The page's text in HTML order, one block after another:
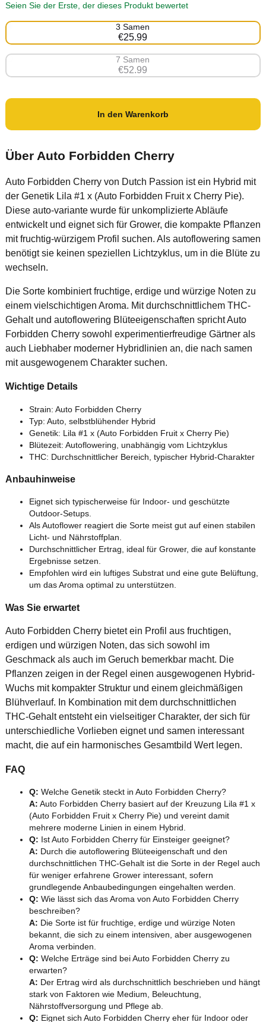
Seien Sie der Erste, der dieses Produkt bewertet
3 Samen
€25.99
7 Samen
€52.99
In den Warenkorb
Über Auto Forbidden Cherry
Auto Forbidden Cherry von Dutch Passion ist ein Hybrid mit
der Genetik Lila #1 x (Auto Forbidden Fruit x Cherry Pie).
Diese auto-variante wurde für unkomplizierte Abläufe
entwickelt und eignet sich für Grower, die kompakte Pflanzen
mit fruchtig-würzigem Profil suchen. Als autoflowering samen
benötigt sie keinen speziellen Lichtzyklus, um in die Blüte zu
wechseln.
Die Sorte kombiniert fruchtige, erdige und würzige Noten zu
einem vielschichtigen Aroma. Mit durchschnittlichem THC-
Gehalt und autoflowering Blüteeigenschaften spricht Auto
Forbidden Cherry sowohl experimentierfreudige Gärtner als
auch Liebhaber moderner Hybridlinien an, die nach samen
mit ausgewogenem Charakter suchen.
Wichtige Details
Strain: Auto Forbidden Cherry
Typ: Auto, selbstblühender Hybrid
Genetik: Lila #1 x (Auto Forbidden Fruit x Cherry Pie)
Blütezeit: Autoflowering, unabhängig vom Lichtzyklus
THC: Durchschnittlicher Bereich, typischer Hybrid-Charakter
Anbauhinweise
Eignet sich typischerweise für Indoor- und geschützte
Outdoor-Setups.
Als Autoflower reagiert die Sorte meist gut auf einen stabilen
Licht- und Nährstoffplan.
Durchschnittlicher Ertrag, ideal für Grower, die auf konstante
Ergebnisse setzen.
Empfohlen wird ein luftiges Substrat und eine gute Belüftung,
um das Aroma optimal zu unterstützen.
Was Sie erwartet
Auto Forbidden Cherry bietet ein Profil aus fruchtigen,
erdigen und würzigen Noten, das sich sowohl im
Geschmack als auch im Geruch bemerkbar macht. Die
Pflanzen zeigen in der Regel einen ausgewogenen Hybrid-
Wuchs mit kompakter Struktur und einem gleichmäßigen
Blühverlauf. In Kombination mit dem durchschnittlichen
THC-Gehalt entsteht ein vielseitiger Charakter, der sich für
unterschiedliche Vorlieben eignet und samen interessant
macht, die auf ein harmonisches Gesamtbild Wert legen.
FAQ
Q: Welche Genetik steckt in Auto Forbidden Cherry?
A: Auto Forbidden Cherry basiert auf der Kreuzung Lila #1 x
(Auto Forbidden Fruit x Cherry Pie) und vereint damit
mehrere moderne Linien in einem Hybrid.
Q: Ist Auto Forbidden Cherry für Einsteiger geeignet?
A: Durch die autoflowering Blüteeigenschaft und den
durchschnittlichen THC-Gehalt ist die Sorte in der Regel auch
für weniger erfahrene Grower interessant, sofern
grundlegende Anbaubedingungen eingehalten werden.
Q: Wie lässt sich das Aroma von Auto Forbidden Cherry
beschreiben?
A: Die Sorte ist für fruchtige, erdige und würzige Noten
bekannt, die sich zu einem intensiven, aber ausgewogenen
Aroma verbinden.
Q: Welche Erträge sind bei Auto Forbidden Cherry zu
erwarten?
A: Der Ertrag wird als durchschnittlich beschrieben und hängt
stark von Faktoren wie Medium, Beleuchtung,
Nährstoffversorgung und Pflege ab.
Q: Eignet sich Auto Forbidden Cherry eher für Indoor oder